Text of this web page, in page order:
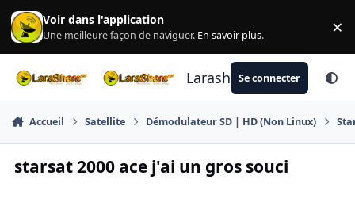
Aller au contenu
Voir dans l'application
Une meilleure façon de naviguer. En savoir plus. ×
LarashareSe connecter
Accueil Satellite Démodulateur SD | HD (Non Linux)
starsat 2000 ace j'ai un gros souci